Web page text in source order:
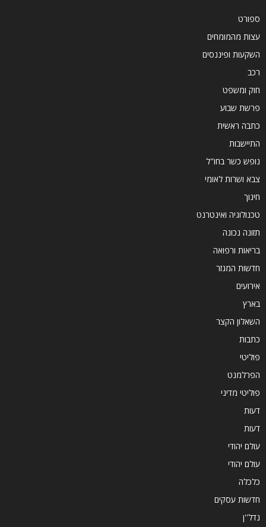
ספורט
עצות מהמומחים
השקעות ופיננסים
רכב
חוק ומשפט
פרשת שבוע
כתבה ראשית
התיישבות
נופש כשר בחו"ל
צבא ושרות לאומי
חינוך
טכנולוגיה ואינטרנט
תזונה נכונה
בריאות ורפואה
חדשות המגזר
אירועים
בארץ
השאלון הקצר
כתבות
פוליטי
הפרלמנט
פוליטי מדיני
דעות
דעות
עולם יהודי
עולם יהודי
כלכלה
חדשות עסקים
נדל''ן